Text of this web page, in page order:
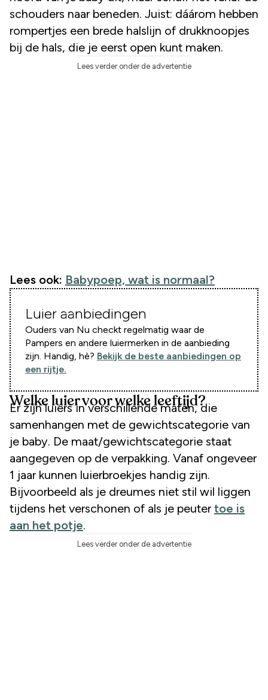
schouders naar beneden. Juist: dáárom hebben
rompertjes een brede halslijn of drukknoopjes
bij de hals, die je eerst open kunt maken.
Lees verder onder de advertentie
Lees ook: Babypoep, wat is normaal?
Luier aanbiedingen
Ouders van Nu checkt regelmatig waar de
Pampers en andere luiermerken in de aanbieding
zijn. Handig, hè? Bekijk de beste aanbiedingen op
een rijtje.
Welke luier voor welke leeftijd?
Er zijn luiers in verschillende maten, die
samenhangen met de gewichtscategorie van
je baby. De maat/gewichtscategorie staat
aangegeven op de verpakking. Vanaf ongeveer
1 jaar kunnen luierbroekjes handig zijn.
Bijvoorbeeld als je dreumes niet stil wil liggen
tijdens het verschonen of als je peutertoe is
aan het potje.
Lees verder onder de advertentie